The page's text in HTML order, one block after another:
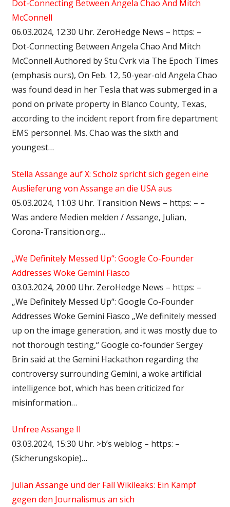
Dot-Connecting Between Angela Chao And Mitch
McConnell
06.03.2024, 12:30 Uhr. ZeroHedge News – https: –
Dot-Connecting Between Angela Chao And Mitch
McConnell Authored by Stu Cvrk via The Epoch Times
(emphasis ours), On Feb. 12, 50-year-old Angela Chao
was found dead in her Tesla that was submerged in a
pond on private property in Blanco County, Texas,
according to the incident report from fire department
EMS personnel. Ms. Chao was the sixth and
youngest…
Stella Assange auf X: Scholz spricht sich gegen eine
Auslieferung von Assange an die USA aus
05.03.2024, 11:03 Uhr. Transition News – https: – –
Was andere Medien melden / Assange, Julian,
Corona-Transition.org…
„We Definitely Messed Up“: Google Co-Founder
Addresses Woke Gemini Fiasco
03.03.2024, 20:00 Uhr. ZeroHedge News – https: –
„We Definitely Messed Up“: Google Co-Founder
Addresses Woke Gemini Fiasco „We definitely messed
up on the image generation, and it was mostly due to
not thorough testing,“ Google co-founder Sergey
Brin said at the Gemini Hackathon regarding the
controversy surrounding Gemini, a woke artificial
intelligence bot, which has been criticized for
misinformation…
Unfree Assange II
03.03.2024, 15:30 Uhr. >b’s weblog – https: –
(Sicherungskopie)…
Julian Assange und der Fall Wikileaks: Ein Kampf
gegen den Journalismus an sich